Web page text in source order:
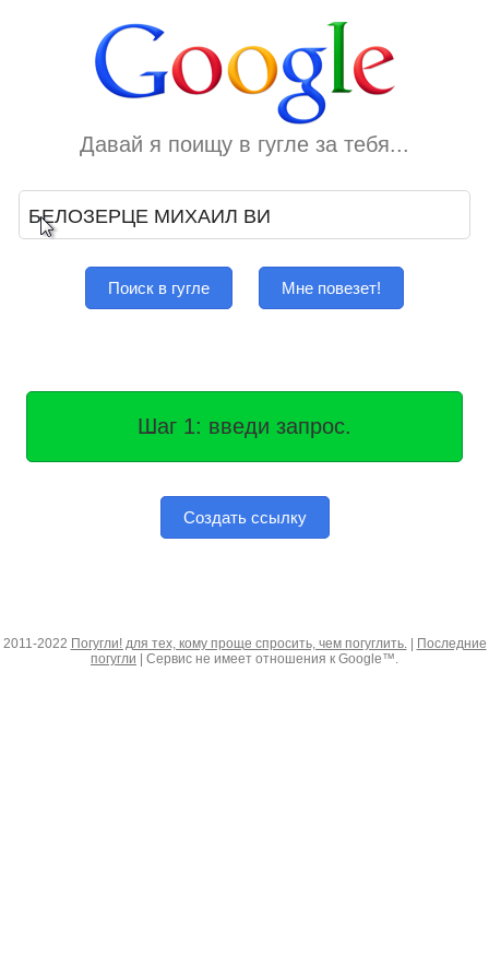
Давай я поищу в гугле за тебя...
Поиск в гугле Мне повезет!
Шаг 1: введи запрос.
Создать ссылку
2011-2022 Погугли! для тех, кому проще спросить, чем погуглить.|
Последние
погугли | Сервис не имеет отношения к Google™.